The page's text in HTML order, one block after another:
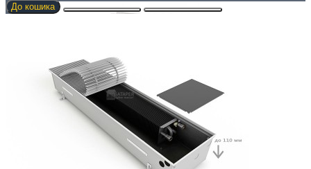
Гігієнічні
До кошика